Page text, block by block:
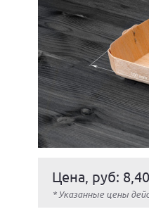
Цена, руб: 8,40
* Указанные цены